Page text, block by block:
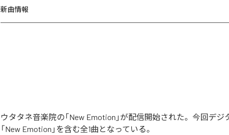
新曲情報
ウタタネ音楽院の「New Emotion」が配信開始された。今回デジ
「New Emotion」を含む全1曲となっている。